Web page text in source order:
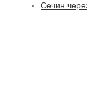
Сечин